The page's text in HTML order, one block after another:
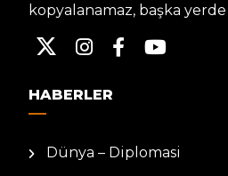
kopyalanamaz, başka yerde
HABERLER
Dünya – Diplomasi